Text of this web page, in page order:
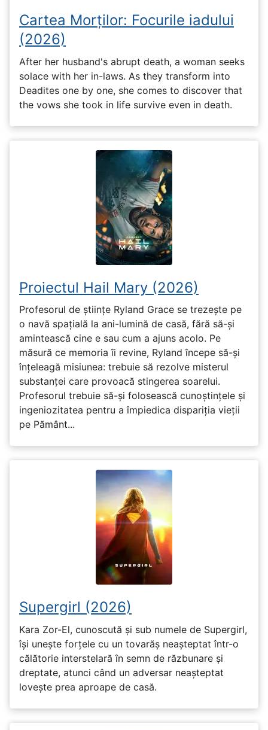
Cartea Morților: Focurile iadului
(2026)
After her husband's abrupt death, a woman seeks
solace with her in-laws. As they transform into
Deadites one by one, she comes to discover that
the vows she took in life survive even in death.
Proiectul Hail Mary (2026)
Profesorul de științe Ryland Grace se trezește pe
o navă spațială la ani-lumină de casă, fără să-și
amintească cine e sau cum a ajuns acolo. Pe
măsură ce memoria îi revine, Ryland începe să-și
înțeleagă misiunea: trebuie să rezolve misterul
substanței care provoacă stingerea soarelui.
Profesorul trebuie să-și folosească cunoștințele și
ingeniozitatea pentru a împiedica dispariția vieții
pe Pământ...
Supergirl (2026)
Kara Zor-El, cunoscută și sub numele de Supergirl,
își unește forțele cu un tovarăș neașteptat într-o
călătorie interstelară în semn de răzbunare și
dreptate, atunci când un adversar neașteptat
lovește prea aproape de casă.